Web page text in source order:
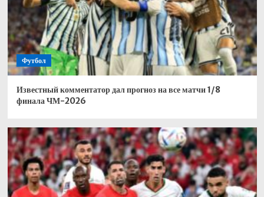
Футбол
Известный комментатор дал прогноз на все матчи 1/8
финала ЧМ-2026